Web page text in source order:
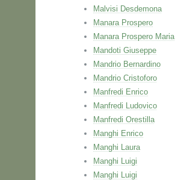
Malvisi Desdemona
Manara Prospero
Manara Prospero Maria
Mandoti Giuseppe
Mandrio Bernardino
Mandrio Cristoforo
Manfredi Enrico
Manfredi Ludovico
Manfredi Orestilla
Manghi Enrico
Manghi Laura
Manghi Luigi
Manghi Luigi